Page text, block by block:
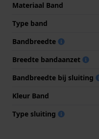
Materiaal Band
Type band
Bandbreedte
Breedte bandaanzet
Bandbreedte bij sluiting
Kleur Band
Type sluiting